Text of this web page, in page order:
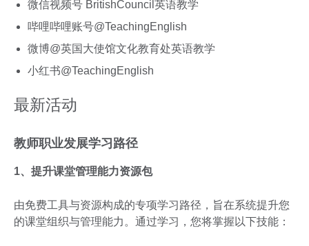
微信视频号 BritishCouncil英语教学
哔哩哔哩账号@TeachingEnglish
微博@英国大使馆文化教育处英语教学
小红书@TeachingEnglish
最新活动
教师职业发展学习路径
1、提升课堂管理能力资源包
由免费工具与资源构成的专项学习路径，旨在系统提升您
的课堂组织与管理能力。通过学习，您将掌握以下技能：